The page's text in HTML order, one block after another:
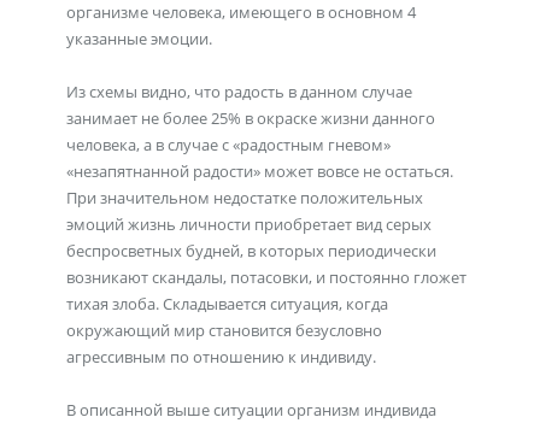
организме человека, имеющего в основном 4
указанные эмоции.
Из схемы видно, что радость в данном случае
занимает не более 25% в окраске жизни данного
человека, а в случае с «радостным гневом»
«незапятнанной радости» может вовсе не остаться.
При значительном недостатке положительных
эмоций жизнь личности приобретает вид серых
беспросветных будней, в которых периодически
возникают скандалы, потасовки, и постоянно гложет
тихая злоба. Складывается ситуация, когда
окружающий мир становится безусловно
агрессивным по отношению к индивиду.
В описанной выше ситуации организм индивида